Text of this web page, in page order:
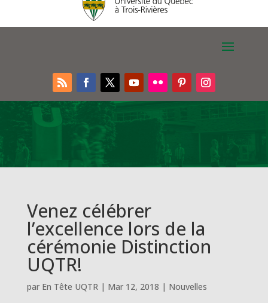
Venez célébrer
l’excellence lors de la
cérémonie Distinction
UQTR!
par En Tête UQTR| Mar 12, 2018 | Nouvelles